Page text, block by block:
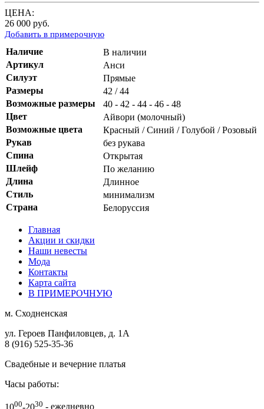
ЦЕНА:
26 000 руб.
Добавить в примерочную
Наличие
В наличии
Артикул
Анси
Силуэт
Прямые
Размеры
42 / 44
Возможные размеры
40 - 42 - 44 - 46 - 48
Цвет
Айвори (молочный)
Возможные цвета
Красный / Синий / Голубой / Розовый
Рукав
без рукава
Спина
Открытая
Шлейф
По желанию
Длина
Длинное
Стиль
минимализм
Страна
Белоруссия
Главная
Акции и скидки
Наши невесты
Мода
Контакты
Карта сайта
В ПРИМЕРОЧНУЮ
м. Сходненская
ул. Героев Панфиловцев, д. 1А
8 (916) 525-35-36
Свадебные и вечерние платья
Часы работы:
1000-2030 - ежедневно